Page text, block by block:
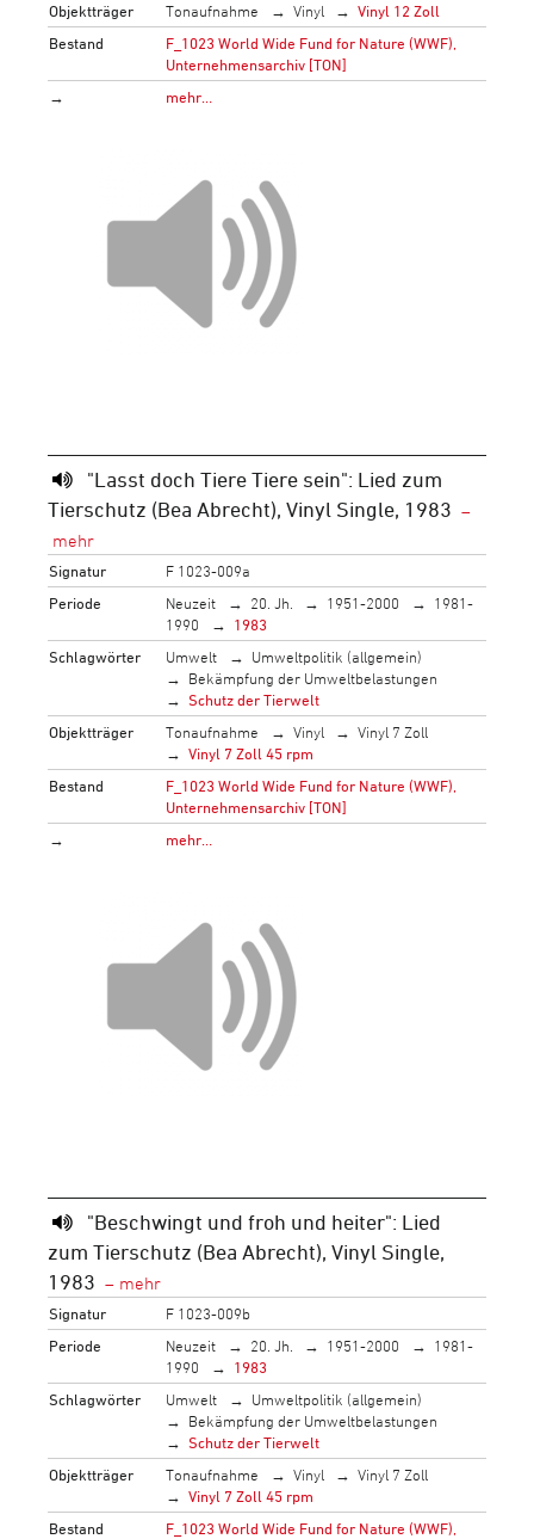
Objektträger
Tonaufnahme Vinyl
Vinyl 12 Zoll
Bestand
F_1023 World Wide Fund for Nature (WWF),
Unternehmensarchiv [TON]
→
mehr…
"Lasst doch Tiere Tiere sein": Lied zum
Tierschutz (Bea Abrecht), Vinyl Single, 1983
Signatur
F 1023-009a
Periode
Neuzeit 20. Jh. 1951-2000
1981-
1990
1983
Schlagwörter
Umwelt
Umweltpolitik (allgemein)
Bekämpfung der Umweltbelastungen
Schutz der Tierwelt
Objektträger
Tonaufnahme Vinyl
Vinyl 7 Zoll
Vinyl 7 Zoll 45 rpm
Bestand
F_1023 World Wide Fund for Nature (WWF),
Unternehmensarchiv [TON]
→
mehr…
"Beschwingt und froh und heiter": Lied
zum Tierschutz (Bea Abrecht), Vinyl Single,
1983
Signatur
F 1023-009b
Periode
Neuzeit 20. Jh. 1951-2000
1981-
1990
1983
Schlagwörter
Umwelt
Umweltpolitik (allgemein)
Bekämpfung der Umweltbelastungen
Schutz der Tierwelt
Objektträger
Tonaufnahme Vinyl
Vinyl 7 Zoll
Vinyl 7 Zoll 45 rpm
Bestand
F_1023 World Wide Fund for Nature (WWF),